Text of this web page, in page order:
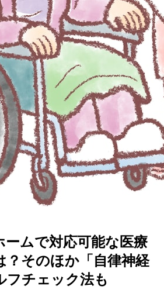
ームで対応可能な医療
？そのほか「自律神経
フチェック法も